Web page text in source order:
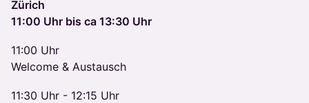
Zürich
11:00 Uhr bis ca 13:30 Uhr
11:00 Uhr
Welcome & Austausch
11:30 Uhr - 12:15 Uhr